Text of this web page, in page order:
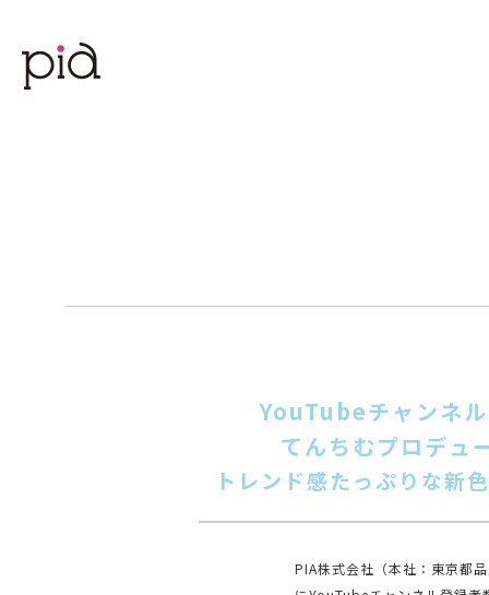
YouTubeチャンネ
てんちむプロデュ
トレンド感たっぷりな新
PIA株式会社（本社：東京都